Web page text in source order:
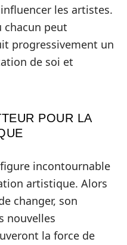
les artistes.
chacun peut
progressivement un
de soi et
POUR LA
incontournable
artistique. Alors
changer, son
nouvelles
la force de